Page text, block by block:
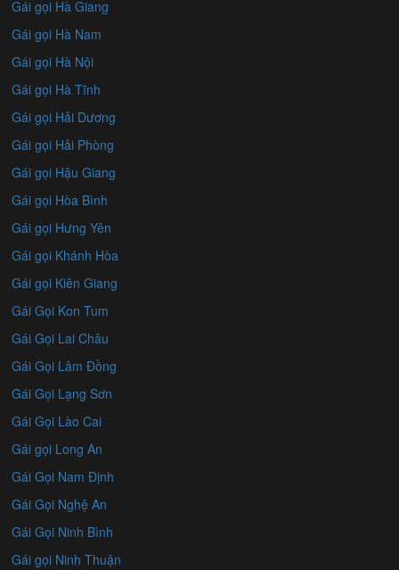
Gái gọi Hà Giang
Gái gọi Hà Nam
Gái gọi Hà Nội
Gái gọi Hà Tĩnh
Gái gọi Hải Dương
Gái gọi Hải Phòng
Gái gọi Hậu Giang
Gái gọi Hòa Bình
Gái gọi Hưng Yên
Gái gọi Khánh Hòa
Gái gọi Kiên Giang
Gái Gọi Kon Tum
Gái Gọi Lai Châu
Gái Gọi Lâm Đồng
Gái Gọi Lạng Sơn
Gái Gọi Lào Cai
Gái gọi Long An
Gái Gọi Nam Định
Gái Gọi Nghệ An
Gái Gọi Ninh Bình
Gái gọi Ninh Thuận